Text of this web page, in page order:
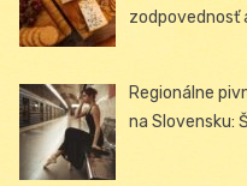
zodpovednosť
Regionálne
na Slovensku: